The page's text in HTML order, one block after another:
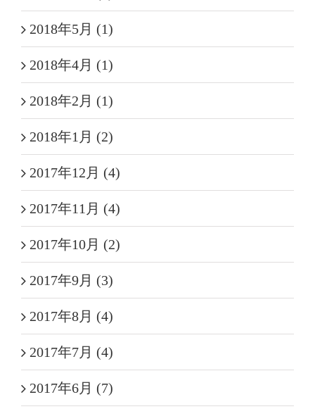
2018年5月 (1)
2018年4月 (1)
2018年2月 (1)
2018年1月 (2)
2017年12月 (4)
2017年11月 (4)
2017年10月 (2)
2017年9月 (3)
2017年8月 (4)
2017年7月 (4)
2017年6月 (7)